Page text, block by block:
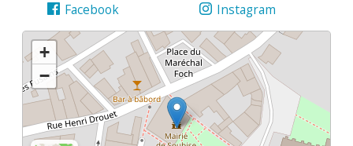
Facebook Instagram
+
−